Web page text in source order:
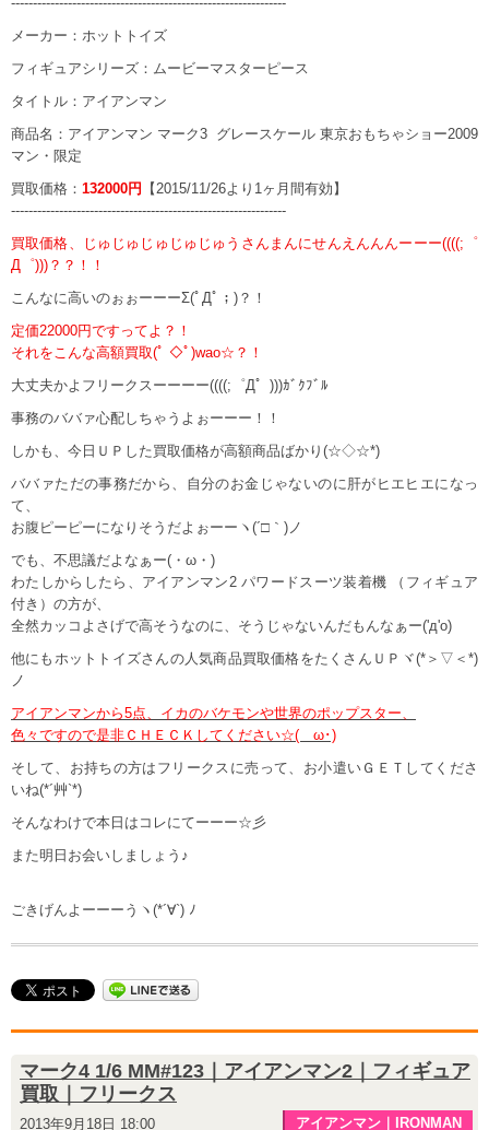
メーカー：ホットトイズ
フィギュアシリーズ：ムービーマスターピース
タイトル：アイアンマン
商品名：アイアンマン マーク3 グレースケール 東京おもちゃショー2009
マン・限定
買取価格： 132000円 【2015/11/26より1ヶ月間有効】
---------------------------------------------------------------
買取価格、じゅじゅじゅじゅじゅうさんまんにせんえんんんーーー((((;゜
Д゜)))？？！！
こんなに高いのぉぉーーーΣ(ﾟДﾟ；)？！
定価22000円ですってよ？！
それをこんな高額買取(ﾟ ◇ﾟ)wao☆？！
大丈夫かよフリークスーーーー((((;゜Д゜)))ｶﾞｸﾌﾞﾙ
事務のババァ心配しちゃうよぉーーー！！
しかも、今日ＵＰした買取価格が高額商品ばかり(☆◇☆*)
ババァただの事務だから、自分のお金じゃないのに肝がヒエヒエになっ
て、
お腹ピーピーになりそうだよぉーーヽ(´□｀)ノ
でも、不思議だよなぁー(・ω・)
わたしからしたら、アイアンマン2 パワードスーツ装着機 （フィギュア
付き）の方が、
全然カッコよさげで高そうなのに、そうじゃないんだもんなぁー('д'o)
他にもホットトイズさんの人気商品買取価格をたくさんＵＰヾ(*＞▽＜*)
ノ
アイアンマンから5点、イカのバケモンや世界のポップスター、
色々ですので是非ＣＨＥＣＫしてください☆(ゝω･)
そして、お持ちの方はフリークスに売って、お小遣いＧＥＴしてくださ
いね(*´艸`*)
そんなわけで本日はコレにてーーー☆彡
また明日お会いしましょう♪
ごきげんよーーーうヽ(*´∀`) ﾉ
マーク4 1/6 MM#123｜アイアンマン2｜フィギュア
買取｜フリークス
2013年9月18日 18:00 アイアンマン｜IRONMAN